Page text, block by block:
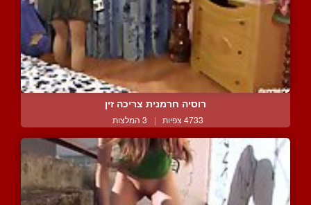
רוסיה חרמנית צריכה זין
4733 צפיות | 3 המלצות